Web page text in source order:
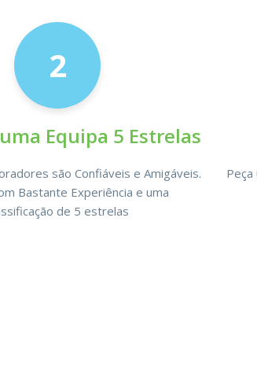
2
uma Equipa 5 Estrelas
são Confiáveis e Amigáveis.
Bastante Experiência e uma
de 5 estrelas